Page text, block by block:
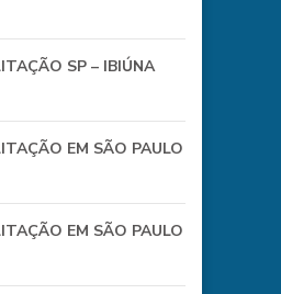
SP – IBIÚNA
EM SÃO PAULO
EM SÃO PAULO